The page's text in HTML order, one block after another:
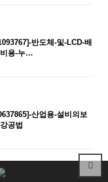
반도체-및-LCD-배
용-누…
산업용-설비의보
공법